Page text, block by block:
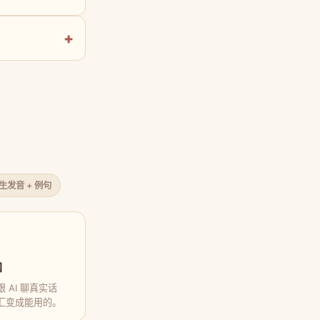
发音 + 例句
AI 聊真实话
成能用的。